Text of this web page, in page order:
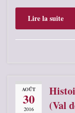
Lire la suite
AOÛT
30
2016
(Val